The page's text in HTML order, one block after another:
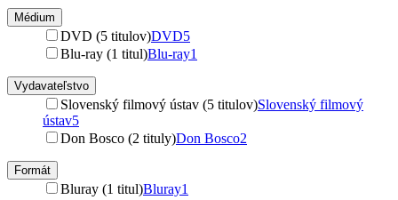
Médium
DVD (5 titulov)DVD5
Blu-ray (1 titul)Blu-ray1
Vydavateľstvo
Slovenský filmový ústav (5 titulov)Slovenský filmový
ústav5
Don Bosco (2 tituly)Don Bosco2
Formát
Bluray (1 titul)Bluray1